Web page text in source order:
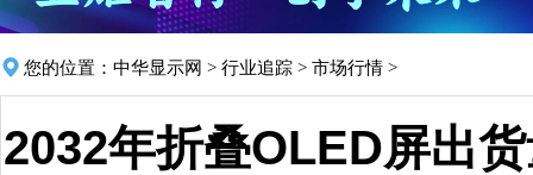
您的位置： 中华显示网 > 行业追踪 > 市场行情 >
2032年折叠OLED屏出